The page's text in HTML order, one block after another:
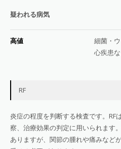
疑われる病気
高値
細菌・
心疾患
RF
炎症の程度を判断する検査です。RF
察、治療効果の判定に用いられます
ありますが、関節の腫れや痛みなど